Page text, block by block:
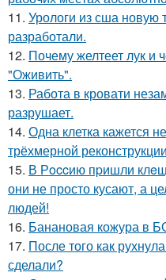
11. Урологи из сша новую
разработали.
12. Почему желтеет лук и
"Оживить".
13. Работа в кровати
разрушает.
14. Одна клетка кажется
трёхмерной
15. В Рoccию пpишли
они не просто кусают, а
людей!
16. Банановая кожура в
17. После того как
сделали?